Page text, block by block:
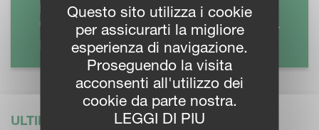
KVERNELAND EXACTA TLX
GEOSPREAD IDC
Read more
ULTIME NOTIZIE
Questo sito utilizza i cookie
per assicurarti la migliore
esperienza di navigazione.
Proseguendo la visita
acconsenti all'utilizzo dei
cookie da parte nostra.
LEGGI DI PIU